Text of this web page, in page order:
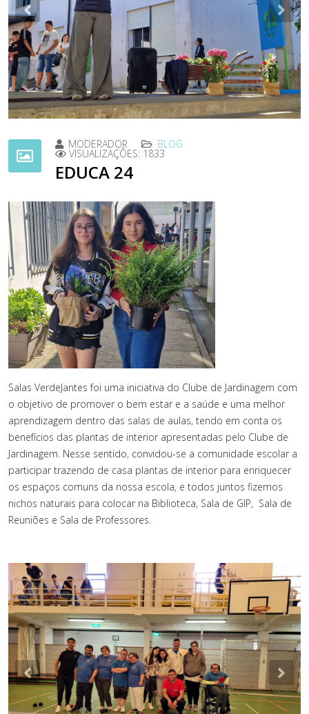
Previous
MODERADOR BLOG
VISUALIZAÇÕES: 1833
EDUCA 24
Salas VerdeJantes foi uma iniciativa do Clube de Jardinagem com
o objetivo de promover o bem estar e a saúde e uma melhor
aprendizagem dentro das salas de aulas, tendo em conta os
benefícios das plantas de interior apresentadas pelo Clube de
Jardinagem. Nesse sentido, convidou-se a comunidade escolar a
participar trazendo de casa plantas de interior para enriquecer
os espaços comuns da nossa escola, e todos juntos fizemos
nichos naturais para colocar na Biblioteca, Sala de GIP, Sala de
Reuniões e Sala de Professores.
Previous